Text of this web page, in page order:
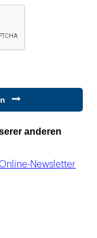
anderen
Newsletter